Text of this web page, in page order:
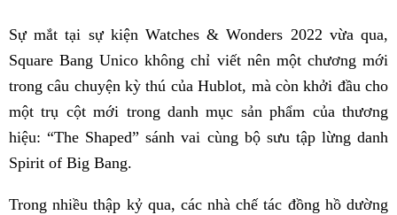
Sự mắt tại sự kiện Watches & Wonders 2022 vừa qua,
Square Bang Unico không chỉ viết nên một chương mới
trong câu chuyện kỳ thú của Hublot, mà còn khởi đầu cho
một trụ cột mới trong danh mục sản phẩm của thương
hiệu: “The Shaped” sánh vai cùng bộ sưu tập lừng danh
Spirit of Big Bang.
Trong nhiều thập kỷ qua, các nhà chế tác đồng hồ dường